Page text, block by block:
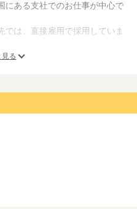
にある支社でのお仕事が中心で
では、直接雇用で採用していま
！安定して働いて頂ける職場を
ご紹介させて頂けるお仕事も
げています。
見る